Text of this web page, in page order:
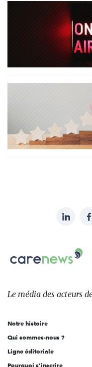
sur:
LinkedIn
Carenews,
Le
des
l'engagement
Le média des acteurs
Notre histoire
Qui sommes-nous ?
Ligne éditoriale
Pourquoi s'inscrire